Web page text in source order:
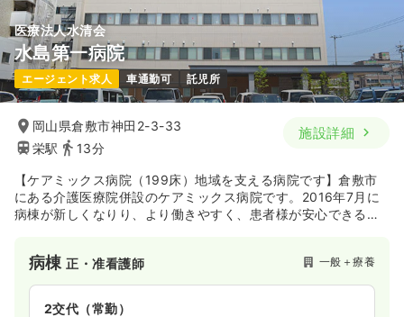
医療法人水清会
水島第一病院
エージェント求人 車通勤可 託児所
岡山県倉敷市神田2-3-33
栄駅
13分
施設詳細
【ケアミックス病院（199床）地域を支える病院です】倉敷市
にある介護医療院併設のケアミックス病院です。2016年7月に
病棟が新しくなりり、より働きやすく、患者様が安心できる環
り組みを活発に行なっております。患者様との中長期的な関わ
りを目指したい方や、ワークライフバランスを大切にしたい方
にも人気な病院です。公共交通機関での通勤も可能です。
病棟正・准看護師 一般＋療養
2交代（常勤）